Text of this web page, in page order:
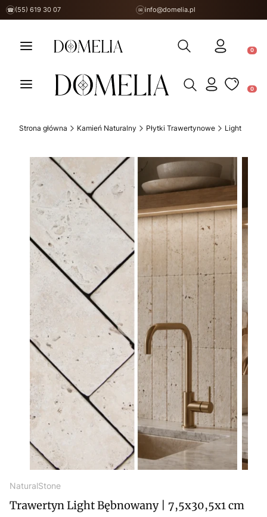
☎ (55) 619 30 07 ✉ info@domelia.pl
Otwórz wyszukiwarkę
Otwórz wyszukiwarkę
Strona główna Kamień Naturalny Płytki Trawertynowe Light
NaturalStone
Trawertyn Light Bębnowany | 7,5x30,5x1 cm